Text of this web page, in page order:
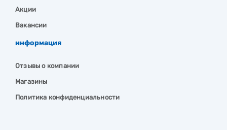
Акции
Вакансии
информация
Отзывы о компании
Магазины
Политика конфиденциальности